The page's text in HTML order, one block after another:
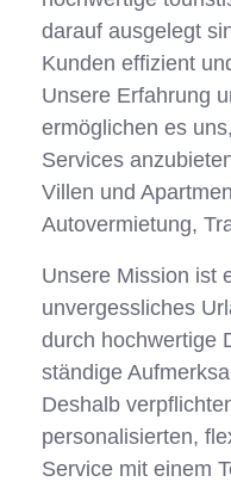
darauf ausgelegt
Kunden effizient
Unsere Erfahrung
ermöglichen es
Services
Villen und
Autovermietung,
Unsere Mission ist
unvergessliches
durch hochwertige
ständige
Deshalb
personalisierten,
Service mit einem